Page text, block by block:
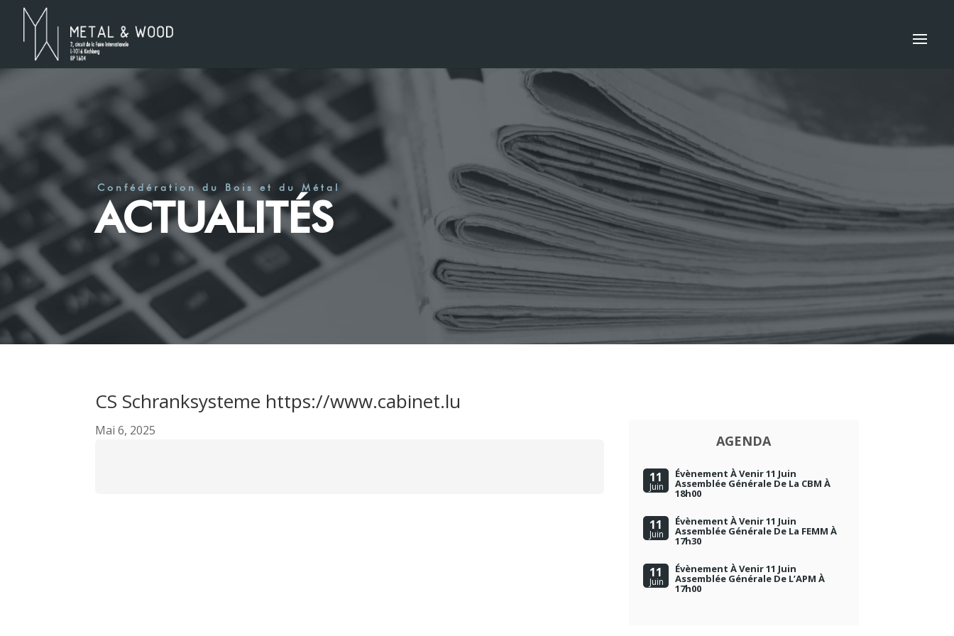
Confédération du Bois et du Métal
ACTUALITÉS
CS Schranksysteme https://www.cabinet.lu
Mai 6, 2025
AGENDA
11
Juin
Évènement À Venir 11 Juin
Assemblée Générale De La CBM À
18h00
11
Juin
Évènement À Venir 11 Juin
Assemblée Générale De La FEMM À
17h30
11
Juin
Évènement À Venir 11 Juin
Assemblée Générale De L’APM À
17h00